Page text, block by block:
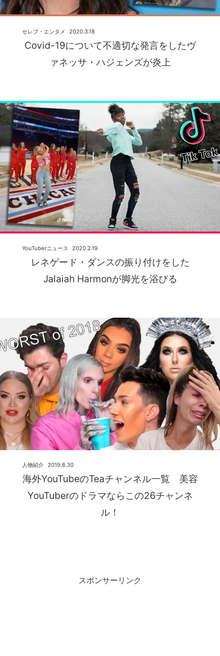
Covid-19について不適切な発言をしたヴ
ァネッサ・ハジェンズが炎上
2020.3.18
セレブ・エンタメ
レネゲード・ダンスの振り付けをした
Jalaiah Harmonが脚光を浴びる
2020.2.19
YouTuberニュース
海外YouTubeのTeaチャンネル一覧 美容
YouTuberのドラマならこの26チャンネ
ル！
2019.8.30
人物紹介
スポンサーリンク